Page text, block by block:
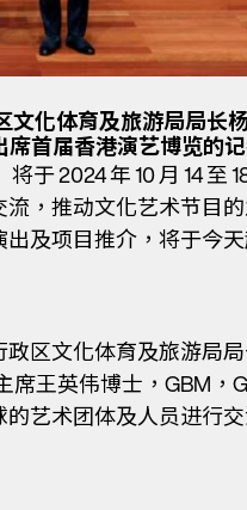
文化体育及旅游局局长
首届香港演艺博览的
2024 年 10 月 14 至
，推动文化艺术节目
及项目推介，将于今
区文化体育及旅游局
王英伟博士，GBM，
艺术团体及人员进行